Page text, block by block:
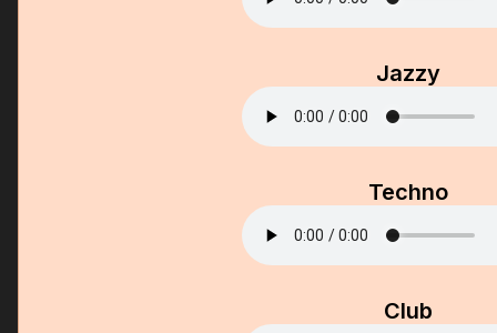
Jazzy
Techno
Club